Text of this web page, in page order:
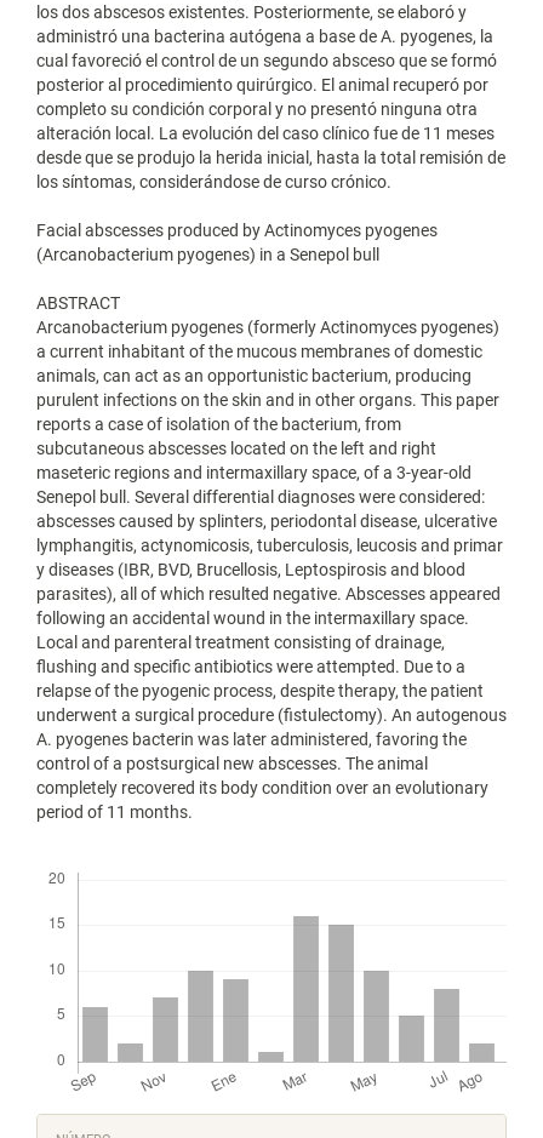
los dos abscesos existentes. Posteriormente, se elaboró y
administró una bacterina autógena a base de A. pyogenes, la
cual favoreció el control de un segundo absceso que se formó
posterior al procedimiento quirúrgico. El animal recuperó por
completo su condición corporal y no presentó ninguna otra
alteración local. La evolución del caso clínico fue de 11 meses
desde que se produjo la herida inicial, hasta la total remisión de
los síntomas, considerándose de curso crónico.
Facial abscesses produced by Actinomyces pyogenes
(Arcanobacterium pyogenes) in a Senepol bull
ABSTRACT
Arcanobacterium pyogenes (formerly Actinomyces pyogenes)
a current inhabitant of the mucous membranes of domestic
animals, can act as an opportunistic bacterium, producing
purulent infections on the skin and in other organs. This paper
reports a case of isolation of the bacterium, from
subcutaneous abscesses located on the left and right
maseteric regions and intermaxillary space, of a 3-year-old
Senepol bull. Several differential diagnoses were considered:
abscesses caused by splinters, periodontal disease, ulcerative
lymphangitis, actynomicosis, tuberculosis, leucosis and primar
y diseases (IBR, BVD, Brucellosis, Leptospirosis and blood
parasites), all of which resulted negative. Abscesses appeared
following an accidental wound in the intermaxillary space.
Local and parenteral treatment consisting of drainage,
flushing and specific antibiotics were attempted. Due to a
relapse of the pyogenic process, despite therapy, the patient
underwent a surgical procedure (fistulectomy). An autogenous
A. pyogenes bacterin was later administered, favoring the
control of a postsurgical new abscesses. The animal
completely recovered its body condition over an evolutionary
period of 11 months.